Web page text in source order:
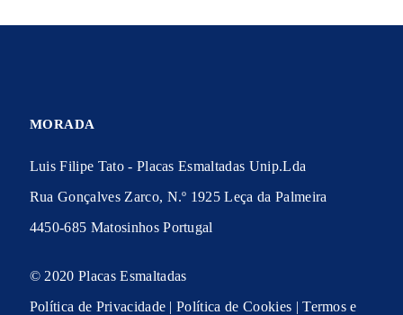
MORADA
Luis Filipe Tato - Placas Esmaltadas Unip.Lda
Rua Gonçalves Zarco, N.º 1925 Leça da Palmeira
4450-685 Matosinhos Portugal
© 2020 Placas Esmaltadas
Política de Privacidade |Política de Cookies |Termos e